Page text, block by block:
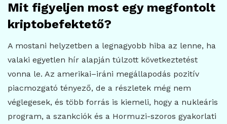
Mit figyeljen most egy megfontolt
kriptobefektető?
A mostani helyzetben a legnagyobb hiba az lenne, ha
valaki egyetlen hír alapján túlzott következtetést
vonna le. Az amerikai–iráni megállapodás pozitív
piacmozgató tényező, de a részletek még nem
véglegesek, és több forrás is kiemeli, hogy a nukleáris
program, a szankciók és a Hormuzi-szoros gyakorlati